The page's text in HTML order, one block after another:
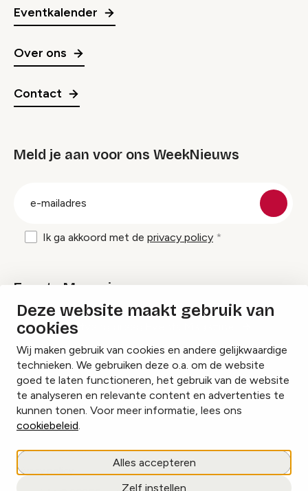
Deze website maakt gebruik van
cookies
Wij maken gebruik van cookies en andere gelijkwaardige
technieken. We gebruiken deze o.a. om de website
goed te laten functioneren, het gebruik van de website
te analyseren en relevante content en advertenties te
kunnen tonen. Voor meer informatie, lees ons
cookiebeleid.
Alles accepteren
Zelf instellen
Eventkalender
Over ons
Contact
Meld je aan voor ons WeekNieuws
Ik ga akkoord met de privacy policy
Events Magazine
Ik ontvang graag Events Magazine
InstagramFacebookLinkedIn
Cookies beheren
Privacy policy